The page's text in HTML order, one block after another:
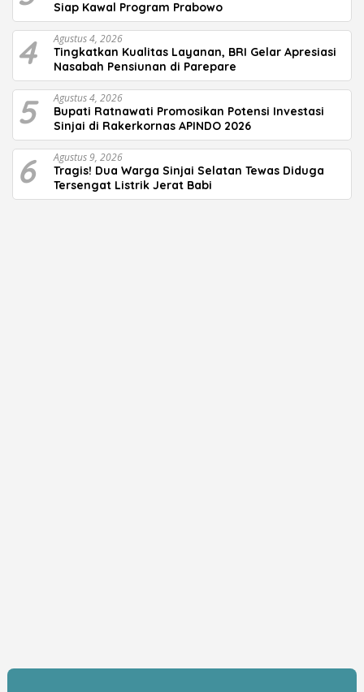
Siap Kawal Program Prabowo
4 Agustus 4, 2026
Tingkatkan Kualitas Layanan, BRI Gelar Apresiasi
Nasabah Pensiunan di Parepare
5 Agustus 4, 2026
Bupati Ratnawati Promosikan Potensi Investasi
Sinjai di Rakerkornas APINDO 2026
6 Agustus 9, 2026
Tragis! Dua Warga Sinjai Selatan Tewas Diduga
Tersengat Listrik Jerat Babi